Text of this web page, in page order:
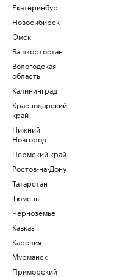
Екатеринбург
Новосибирск
Омск
Башкортостан
Вологодская
область
Калининград
Краснодарский
край
Нижний
Новгород
Пермский край
Ростов-на-Дону
Татарстан
Тюмень
Черноземье
Кавказ
Карелия
Мурманск
Приморский